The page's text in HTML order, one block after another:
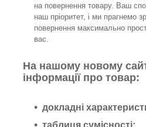
на повернення товару. Ваш
наш пріоритет, і ми прагнемо
повернення максимально
вас.
На нашому новому
інформації про товар:
докладні